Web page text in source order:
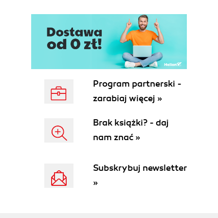
Opis problemu (51)
Prawdziwe wyzwania (53)
Podsumowanie (56)
Rozdział 4. Standardowe rozwiązanie obiektowe
(57)
Przegląd (57)
Rozwiązanie wykorzystujące specjalizację (57)
Dodatek: Przykłady w języku C++ (63)
Część III Wzorce projektowe (67)
projektowych (69)
Przegląd (69)
Program partnerski -
zarabiaj więcej »
Brak książki? - daj
nam znać »
Subskrybuj newsletter
»